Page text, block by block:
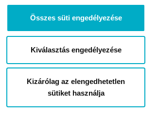
Összes süti engedélyezése
Kiválasztás engedélyezése
Kizárólag az elengedhetetlen
sütiket használja